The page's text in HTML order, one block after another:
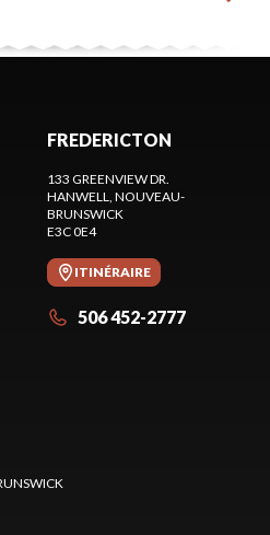
FREDERICTON
133 GREENVIEW DR.
HANWELL, NOUVEAU-
BRUNSWICK
E3C 0E4
ITINÉRAIRE
506 452-2777